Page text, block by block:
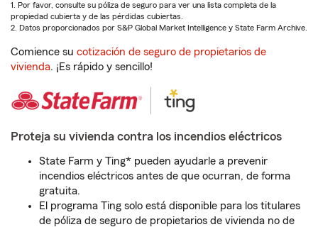
1. Por favor, consulte su póliza de seguro para ver una lista completa de la
propiedad cubierta y de las pérdidas cubiertas.
2. Datos proporcionados por S&P Global Market Intelligence y State Farm Archive.
Comience su cotización de seguro de propietarios de
vivienda. ¡Es rápido y sencillo!
Proteja su vivienda contra los incendios eléctricos
State Farm y Ting* pueden ayudarle a prevenir
incendios eléctricos antes de que ocurran, de forma
gratuita.
El programa Ting solo está disponible para los titulares
de póliza de seguro de propietarios de vivienda no de